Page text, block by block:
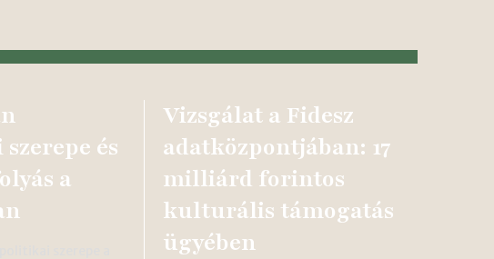
és
a
Vizsgálat a Fidesz
adatközpontjában: 17
milliárd forintos
kulturális támogatás
ügyében